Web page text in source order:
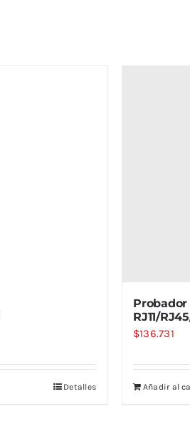
Detalles
RJ11/
$136.731
Añadir al